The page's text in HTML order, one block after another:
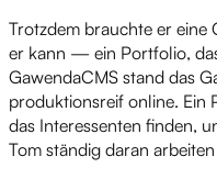
Trotzdem brauchte er eine
er kann — ein Portfolio,
GawendaCMS stand das
produktionsreif online. Ein
das Interessenten finden,
Tom ständig daran